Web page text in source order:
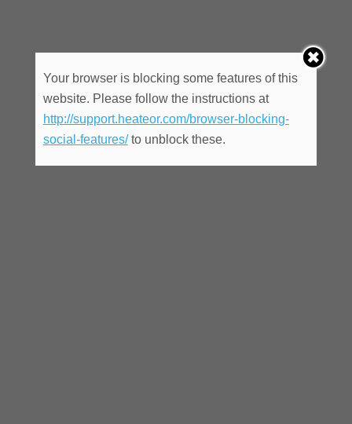
Your browser is blocking some features of this
website. Please follow the instructions at
http://support.heateor.com/browser-blocking-
social-features/to unblock these.